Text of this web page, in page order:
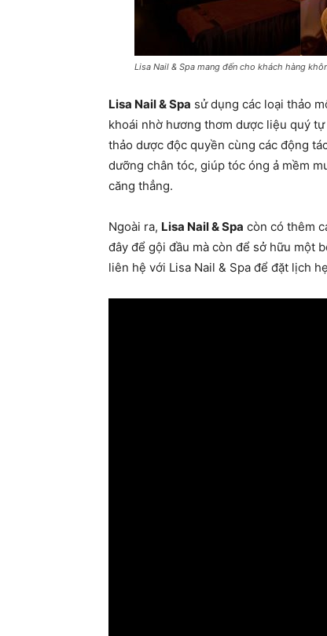
Lisa Nail & Spa mang đến cho khách hàng
Lisa Nail & Spa sử dụng các loại thảo
khoái nhờ hương thơm dược liệu quý
thảo dược độc quyền cùng các động
dưỡng chân tóc, giúp tóc óng ả mềm
căng thẳng.
Ngoài ra, Lisa Nail & Spa còn có thêm
đây để gội đầu mà còn để sở hữu một
liên hệ với Lisa Nail & Spa để đặt lịch